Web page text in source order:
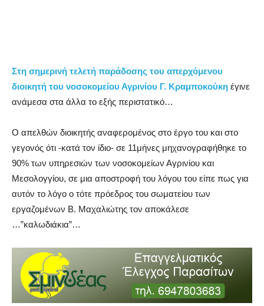
Στη σημερινή τελετή παράδοσης του απερχόμενου
διοικητή του νοσοκομείου Αγρινίου Γ. Κραμποκούκη έγινε
ανάμεσα στα άλλα το εξής περιστατικό…
Ο απελθών διοικητής αναφερομένος στο έργο του και στο
γεγονός ότι -κατά τον ίδιο- σε 11μήνες μηχανογραφήθηκε το
90% των υπηρεσιών των νοσοκομείων Αγρινίου και
Μεσολογγίου, σε μια αποστροφή του λόγου του είπε πως για
αυτόν το λόγο ο τότε πρόεδρος του σωματείου των
εργαζομένων Β. Μαχαλιώτης τον αποκάλεσε
…”καλωδιάκια”…